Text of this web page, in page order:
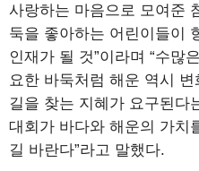
사랑하는 마음으로 모여준
둑을 좋아하는 어린이들이
인재가 될 것”이라며 “수많
요한 바둑처럼 해운 역시
길을 찾는 지혜가 요구된다
대회가 바다와 해운의 가치
길 바란다”라고 말했다.